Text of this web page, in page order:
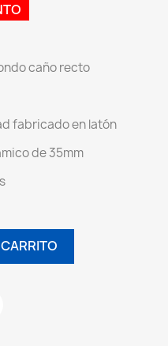
caño recto
fabricado en latón
de 35mm